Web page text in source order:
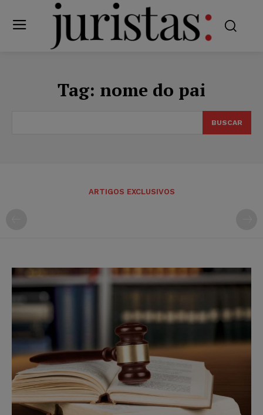
Tag: nome do pai
BUSCAR
ARTIGOS EXCLUSIVOS